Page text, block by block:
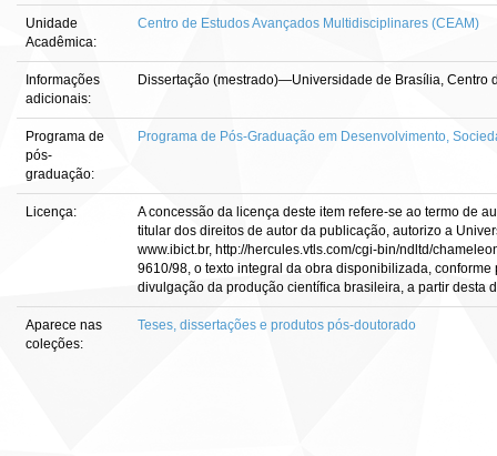
Unidade
Acadêmica:
Centro de Estudos Avançados Multidisciplinares (CEAM)
Informações
adicionais:
Dissertação (mestrado)—Universidade de Brasília, Centro
Programa de
pós-
graduação:
Programa de Pós-Graduação em Desenvolvimento,
Licença:
A concessão da licença deste item refere-se ao termo de
titular dos direitos de autor da publicação, autorizo a
www.ibict.br, http://hercules.vtls.com/cgi-bin/ndltd/
9610/98, o texto integral da obra disponibilizada,
divulgação da produção científica brasileira, a partir desta
Aparece nas
coleções:
Teses, dissertações e produtos pós-doutorado